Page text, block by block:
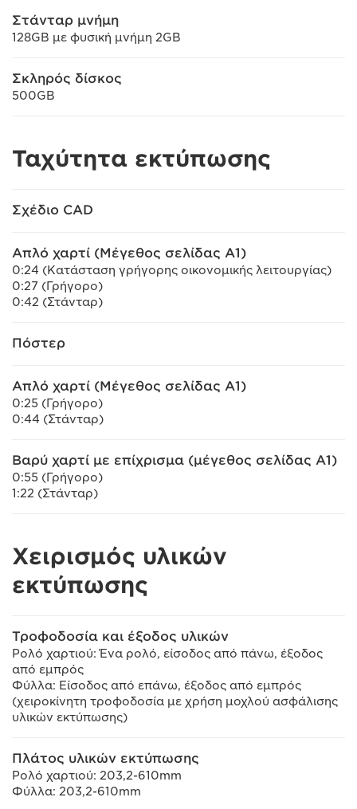
Στάνταρ μνήμη
128GB με φυσική μνήμη 2GB
Σκληρός δίσκος
500GB
Ταχύτητα εκτύπωσης
Σχέδιο CAD
Απλό χαρτί (Μέγεθος σελίδας A1)
0:24 (Κατάσταση γρήγορης οικονομικής λειτουργίας)
0:27 (Γρήγορο)
0:42 (Στάνταρ)
Πόστερ
Απλό χαρτί (Μέγεθος σελίδας A1)
0:25 (Γρήγορο)
0:44 (Στάνταρ)
Βαρύ χαρτί με επίχρισμα (μέγεθος σελίδας A1)
0:55 (Γρήγορο)
1:22 (Στάνταρ)
Χειρισμός υλικών
εκτύπωσης
Τροφοδοσία και έξοδος υλικών
Ρολό χαρτιού: Ένα ρολό, είσοδος από πάνω, έξοδος
από εμπρός
Φύλλα: Είσοδος από επάνω, έξοδος από εμπρός
(χειροκίνητη τροφοδοσία με χρήση μοχλού ασφάλισης
υλικών εκτύπωσης)
Πλάτος υλικών εκτύπωσης
Ρολό χαρτιού: 203,2-610mm
Φύλλα: 203,2-610mm